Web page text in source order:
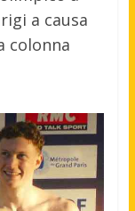
a causa
colonna